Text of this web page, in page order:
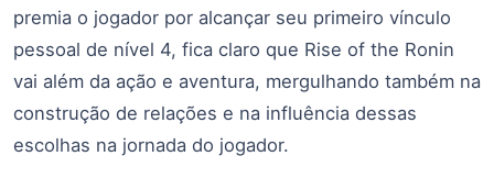
premia o jogador por alcançar seu primeiro vínculo
pessoal de nível 4, fica claro que Rise of the Ronin
vai além da ação e aventura, mergulhando também na
construção de relações e na influência dessas
escolhas na jornada do jogador.